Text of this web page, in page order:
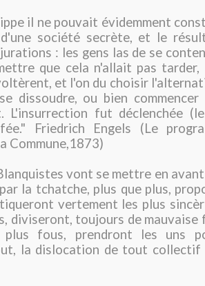
il ne pouvait évidemment
société secrète, et le
: les gens las de se
que cela n'allait pas
et l'on du choisir
dissoudre, ou bien
L'insurrection fut déclenchée
Friedrich Engels (Le
Commune,1873)
vont se mettre en
la tchatche, plus que plus,
vertement les plus
diviseront, toujours de
plus fous, prendront les uns
la dislocation de tout collectif